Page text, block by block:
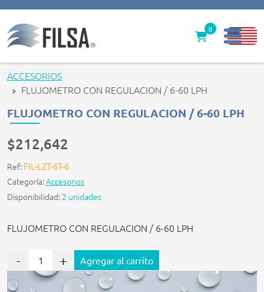
Inicio
Nuestras Soluciones
Productos
Filter caps
Contáctenos
gerencia@filsawater.com
0
ACCESORIOS
FLUJOMETRO CON REGULACION / 6-60 LPH
FLUJOMETRO CON REGULACION / 6-60 LPH
$212,642
Ref: FIL-LZT-6T-6
Categoría:Accesorios
Disponibilidad: 2 unidades
FLUJOMETRO CON REGULACION / 6-60 LPH
- + Agregar al carrito